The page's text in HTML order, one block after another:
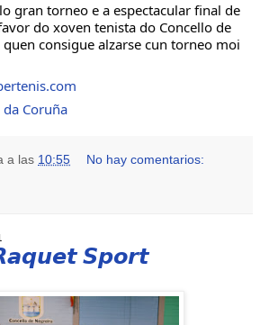
gran torneo e a espectacular final de
do xoven tenista do Concello de
consigue alzarse cun torneo moi
Coruña
a las 10:55 No hay comentarios:
𝙎𝙥𝙤𝙧𝙩